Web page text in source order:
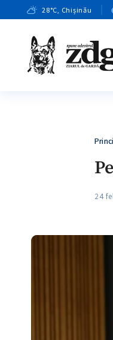
28°C, Chișinău
24